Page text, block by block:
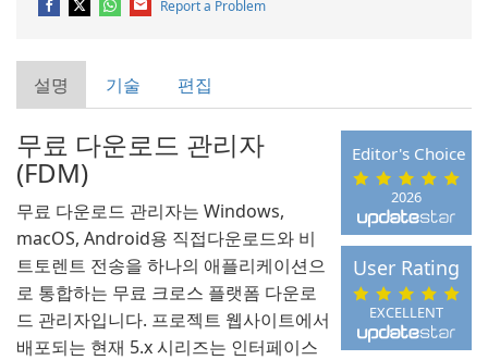
Report a Problem
설명 기술 편집
2026
Editor's Choice
EXCELLENT
User Rating
무료 다운로드 관리자
(FDM)
무료 다운로드 관리자는 Windows,
macOS, Android용 직접다운로드와 비
트토렌트 전송을 하나의 애플리케이션으
로 통합하는 무료 크로스 플랫폼 다운로
드 관리자입니다. 프로젝트 웹사이트에서
배포되는 현재 5.x 시리즈는 인터페이스